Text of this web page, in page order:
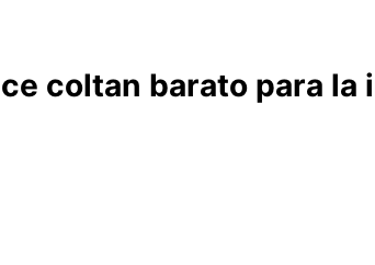
coltan barato para